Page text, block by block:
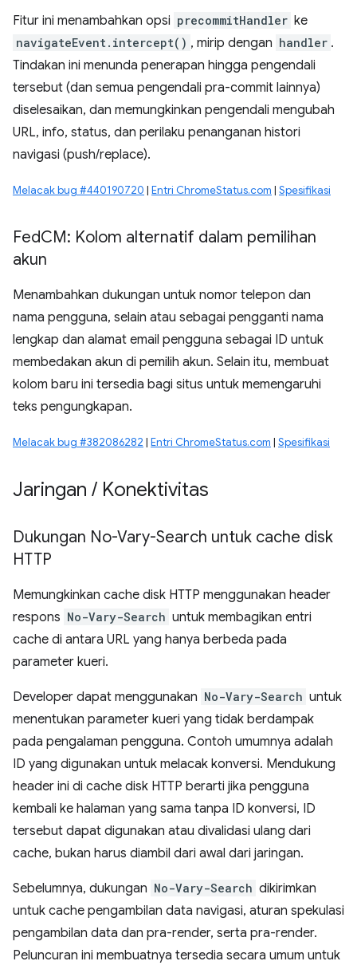
Fitur ini menambahkan opsi precommitHandler ke
navigateEvent.intercept() , mirip dengan handler .
Tindakan ini menunda penerapan hingga pengendali
tersebut (dan semua pengendali pra-commit lainnya)
diselesaikan, dan memungkinkan pengendali mengubah
URL, info, status, dan perilaku penanganan histori
navigasi (push/replace).
Melacak bug #440190720 | Entri ChromeStatus.com | Spesifikasi
FedCM: Kolom alternatif dalam pemilihan
akun
Menambahkan dukungan untuk nomor telepon dan
nama pengguna, selain atau sebagai pengganti nama
lengkap dan alamat email pengguna sebagai ID untuk
membedakan akun di pemilih akun. Selain itu, membuat
kolom baru ini tersedia bagi situs untuk memengaruhi
teks pengungkapan.
Melacak bug #382086282 | Entri ChromeStatus.com | Spesifikasi
Jaringan / Konektivitas
Dukungan No-Vary-Search untuk cache disk
HTTP
Memungkinkan cache disk HTTP menggunakan header
respons No-Vary-Search untuk membagikan entri
cache di antara URL yang hanya berbeda pada
parameter kueri.
Developer dapat menggunakan No-Vary-Search untuk
menentukan parameter kueri yang tidak berdampak
pada pengalaman pengguna. Contoh umumnya adalah
ID yang digunakan untuk melacak konversi. Mendukung
header ini di cache disk HTTP berarti jika pengguna
kembali ke halaman yang sama tanpa ID konversi, ID
tersebut dapat digunakan atau divalidasi ulang dari
cache, bukan harus diambil dari awal dari jaringan.
Sebelumnya, dukungan No-Vary-Search dikirimkan
untuk cache pengambilan data navigasi, aturan spekulasi
pengambilan data dan pra-render, serta pra-render.
Peluncuran ini membuatnya tersedia secara umum untuk